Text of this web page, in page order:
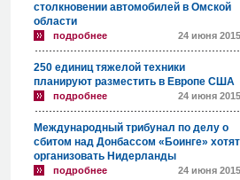
столкновении автомобилей в Омской
области
подробнее 24 июня 2015
250 единиц тяжелой техники
планируют разместить в Европе США
подробнее 24 июня 2015
Международный трибунал по делу о
сбитом над Донбассом «Боинге» хотят
организовать Нидерланды
подробнее 24 июня 2015